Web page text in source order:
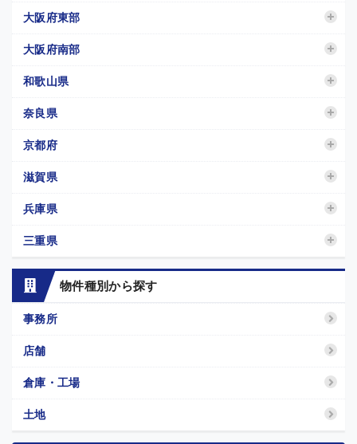
大阪府東部
大阪府南部
和歌山県
奈良県
京都府
滋賀県
兵庫県
三重県
物件種別から探す
事務所
店舗
倉庫・工場
土地